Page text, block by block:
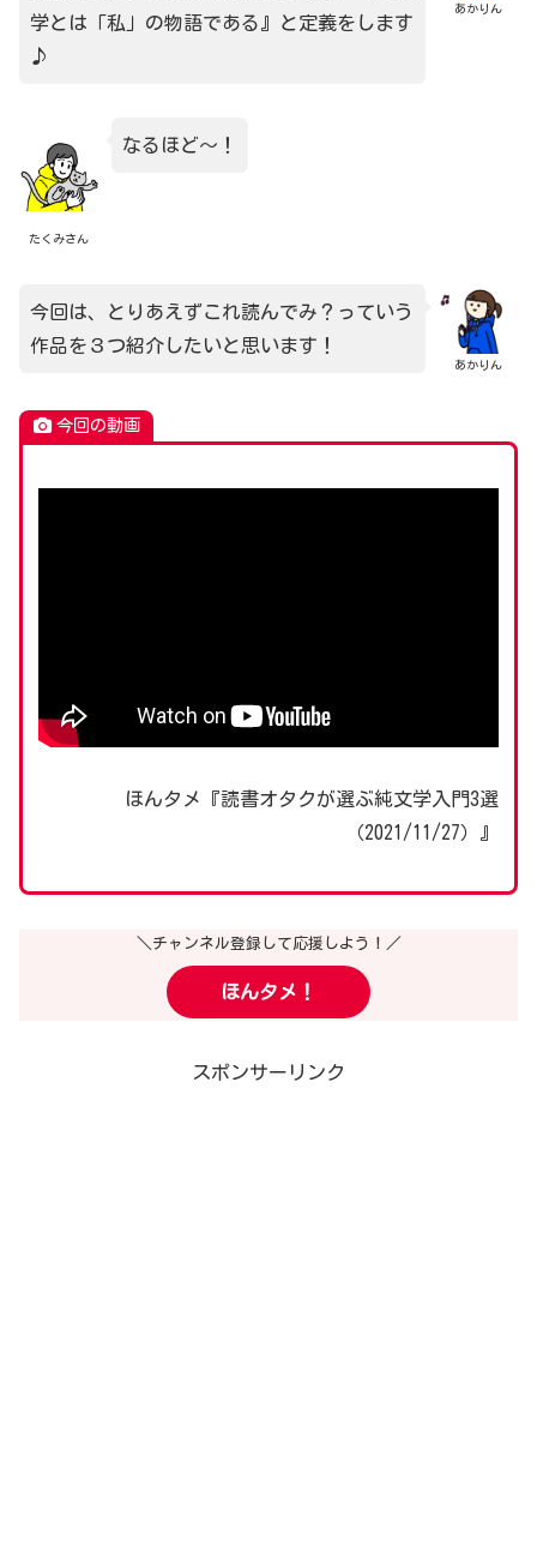
あかりん
学とは「私」の物語である』と定義をします
♪
たくみさん
なるほど～！
あかりん
今回は、とりあえずこれ読んでみ？っていう
作品を３つ紹介したいと思います！
今回の動画
ほんタメ『読書オタクが選ぶ純文学入門3選
（2021/11/27）』
＼チャンネル登録して応援しよう！／
ほんタメ！
スポンサーリンク